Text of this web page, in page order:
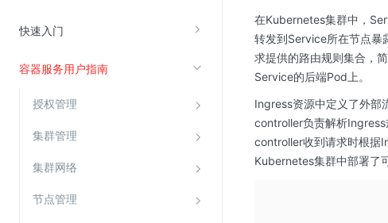
快速入门
容器服务用户指南
授权管理
集群管理
集群网络
节点管理
在线迁移服务
视频云服务
云直播(KLS)
云安全
在Kubernetes集群中，
转发到Service所在节点
求提供的路由规则集合，
Service的后端Pod上。
Ingress资源中定义了外部
controller负责解析
controller收到请求时根据
Kubernetes集群中部署了